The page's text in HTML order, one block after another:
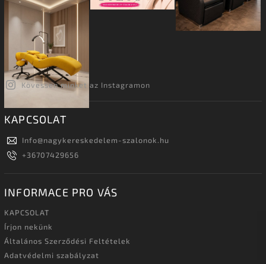
Kövessen minket az Instagramon
KAPCSOLAT
Info@nagykereskedelem-szalonok.hu
+36707429656
INFORMACE PRO VÁS
KAPCSOLAT
Írjon nekünk
Általános Szerződési Feltételek
Adatvédelmi szabályzat